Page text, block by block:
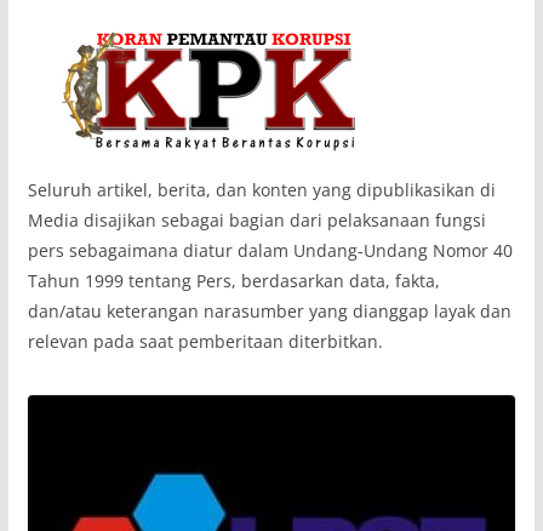
‎Seluruh artikel, berita, dan konten yang dipublikasikan di
Media disajikan sebagai bagian dari pelaksanaan fungsi
pers sebagaimana diatur dalam Undang-Undang Nomor 40
Tahun 1999 tentang Pers, berdasarkan data, fakta,
dan/atau keterangan narasumber yang dianggap layak dan
relevan pada saat pemberitaan diterbitkan.